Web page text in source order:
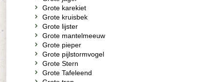
Grote karekiet
Grote kruisbek
Grote lijster
Grote mantelmeeuw
Grote pieper
Grote pijlstormvogel
Grote Stern
Grote Tafeleend